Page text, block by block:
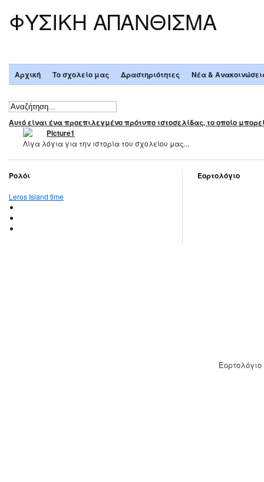
ΦΥΣΙΚΗ ΑΠΑΝΘΙΣΜΑ
Αρχική Το σχολείο μας Δραστηριότητες Νέα &
Αυτό είναι ένα προεπιλεγμένο πρότυπο ιστοσελίδας, το οποίο
Λίγα λόγια για την ιστορία του σχολείου μας...
Ρολόι
Leros Island time
Εορτολόγιο
Εορτολόγιο